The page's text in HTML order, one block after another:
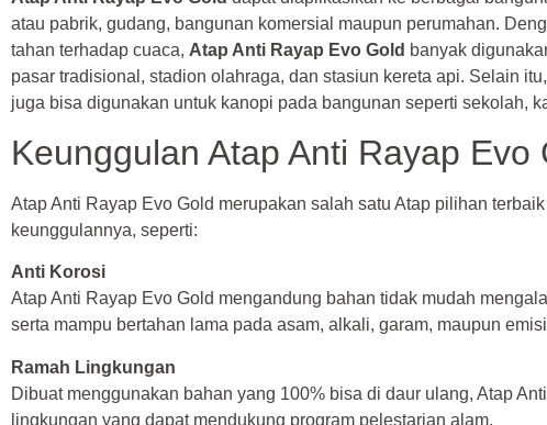
atau pabrik, gudang, bangunan komersial maupun perumahan.
tahan terhadap cuaca, Atap Anti Rayap Evo Gold banyak
pasar tradisional, stadion olahraga, dan stasiun kereta api. Selain itu,
juga bisa digunakan untuk kanopi pada bangunan seperti sekolah,
Keunggulan Atap Anti Rayap Evo
Atap Anti Rayap Evo Gold merupakan salah satu Atap pilihan
keunggulannya, seperti:
Anti Korosi
Atap Anti Rayap Evo Gold mengandung bahan tidak mudah
serta mampu bertahan lama pada asam, alkali, garam, maupun
Ramah Lingkungan
Dibuat menggunakan bahan yang 100% bisa di daur ulang, Atap
lingkungan yang dapat mendukung program pelestarian alam.